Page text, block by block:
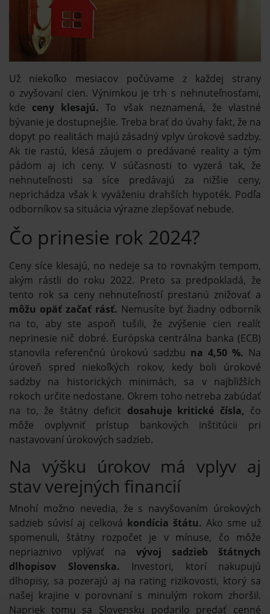
Už niekoľko mesiacov počúvame z každej strany
o zvyšovaní cien. Výnimkou je trh s nehnuteľnosťami,
kde ceny klesajú.To však neznamená, že vlastné
bývanie je dostupnejšie. Treba brať do úvahy fakt, že na
dopyt po realitách majú zásadný vplyv úrokové sadzby.
Ak tie rastú, klesá záujem o predávané reality a tým
pádom aj ich ceny. V súčasnosti to vyzerá tak, že
nehnuteľnosti sa síce predávajú za nižšie ceny,
neprichádza však k vyváženiu drahších hypoték. Podľa
odborníkov sa situácia výrazne zlepšovať nebude.
Čo prinesie rok 2024?
Ceny síce klesajú, no nedeje sa to rovnakým tempom,
akým rástli do roku 2022. Preto sa predpokladá, že
tento rok sa ceny nehnuteľností prestanú znižovať a
môžu opäť začať rásť. Nemusíte byť žiadny odborník
na to, aby ste aspoň tušili, že zvýšenie cien realít
neprinesie nič dobré. Európska centrálna banka (ECB)
stanovila referenčnú úrokovú sadzbu na 4,50 %. Na
úroveň spred niekoľkých rokov, kedy boli úrokové
sadzby na historických minimách, sa v najbližších
rokoch určite nedostane. Okrem toho netreba zabúdať
na to, že štátny deficit dosahuje kritické čísla, čo
môže ovplyvniť prístup bankových inštitúcii pri
nastavovaní úrokových sadzieb.
Na výšku úrokov má vplyv aj
stav verejných financií
Mnohí možno nevedia, že s navyšovaním úrokových
sadzieb súvisí aj celková kondícia štátu. Ako sme už
spomenuli, štátny rozpočet je v mínuse, čo môže
nepriaznivo vplývať na vývoj sadzieb štátnych
dlhopisov Slovenska. Investori, ktorí nakupujú
dlhopisy, sa pozerajú aj na rating rizikovosti, ktorý sa
našej krajine v porovnaní s minulým rokom zhoršil.
Napriek tomu sa Slovensku podarilo predať cenné